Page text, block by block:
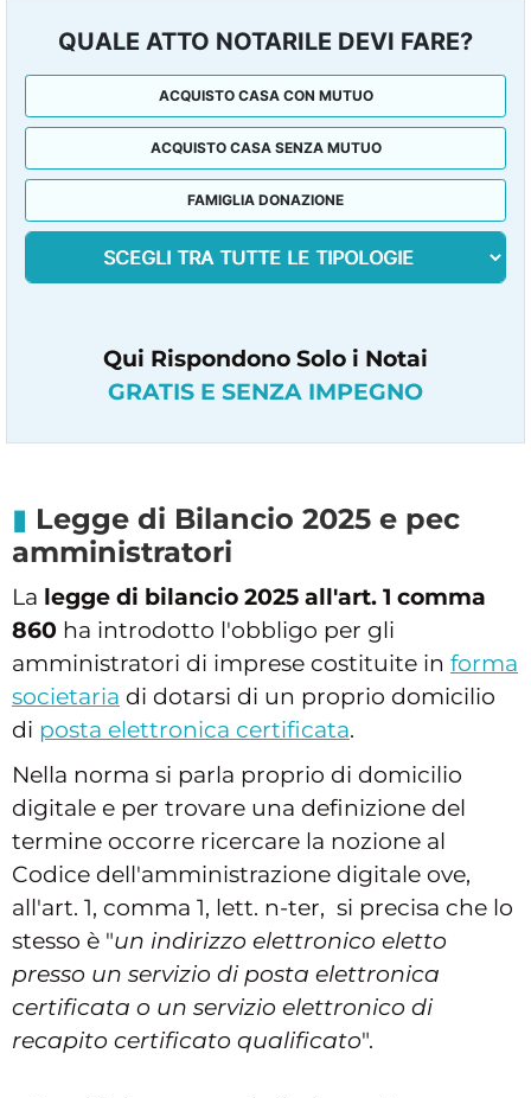
QUALE ATTO NOTARILE DEVI FARE?
ACQUISTO CASA CON MUTUO
ACQUISTO CASA SENZA MUTUO
FAMIGLIA DONAZIONE
Qui Rispondono Solo i Notai
GRATIS E SENZA IMPEGNO
Legge di Bilancio 2025 e pec
amministratori
La legge di bilancio 2025 all'art. 1 comma
860 ha introdotto l'obbligo per gli
amministratori di imprese costituite in forma
societaria di dotarsi di un proprio domicilio
di posta elettronica certificata.
Nella norma si parla proprio di domicilio
digitale e per trovare una definizione del
termine occorre ricercare la nozione al
Codice dell'amministrazione digitale ove,
all'art. 1, comma 1, lett. n-ter, si precisa che lo
stesso è "un indirizzo elettronico eletto
presso un servizio di posta elettronica
certificata o un servizio elettronico di
recapito certificato qualificato".